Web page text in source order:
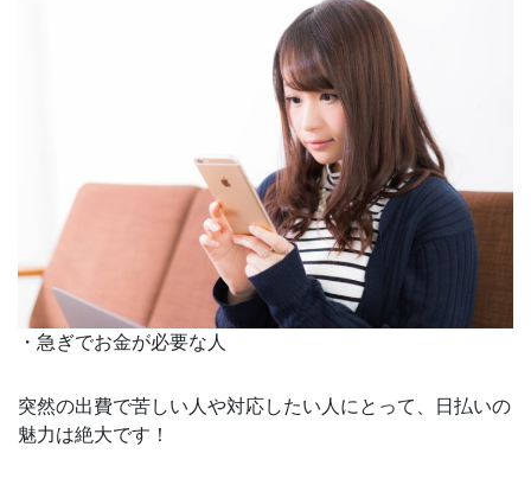
・急ぎでお金が必要な人
突然の出費で苦しい人や対応したい人にとって、日払いの
魅力は絶大です！